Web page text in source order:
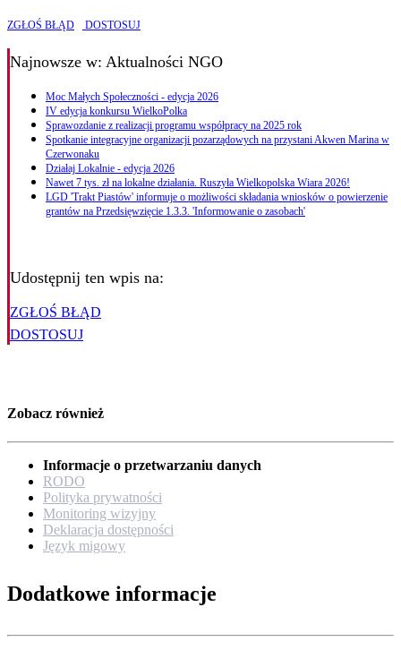
ZGŁOŚ BŁĄD DOSTOSUJ
Najnowsze w: Aktualności NGO
Moc Małych Społeczności - edycja 2026
IV edycja konkursu WielkoPolka
Sprawozdanie z realizacji programu współpracy na 2025 rok
Spotkanie integracyjne organizacji pozarządowych na przystani Akwen Marina w
Czerwonaku
Działaj Lokalnie - edycja 2026
Nawet 7 tys. zł na lokalne działania. Ruszyła Wielkopolska Wiara 2026!
LGD 'Trakt Piastów' informuje o możliwości składania wniosków o powierzenie
grantów na Przedsięwzięcie 1.3.3. 'Informowanie o zasobach'
Udostępnij ten wpis na:
ZGŁOŚ BŁĄD
DOSTOSUJ
Zobacz również
Informacje o przetwarzaniu danych
RODO
Polityka prywatności
Monitoring wizyjny
Deklaracja dostępności
Język migowy
Dodatkowe informacje